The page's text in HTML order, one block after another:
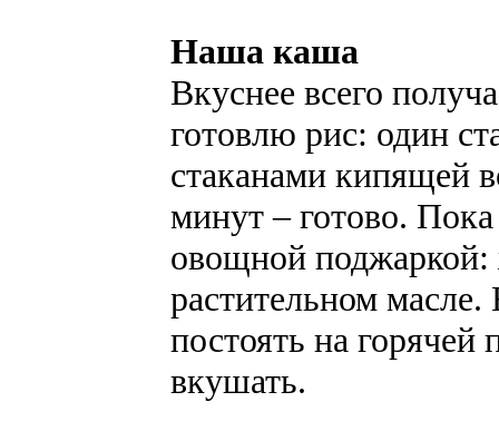
Наша каша
Вкуснее всего
готовлю рис: один
стаканами кипящей
минут – готово.
овощной поджаркой:
растительном
постоять на
вкушать.